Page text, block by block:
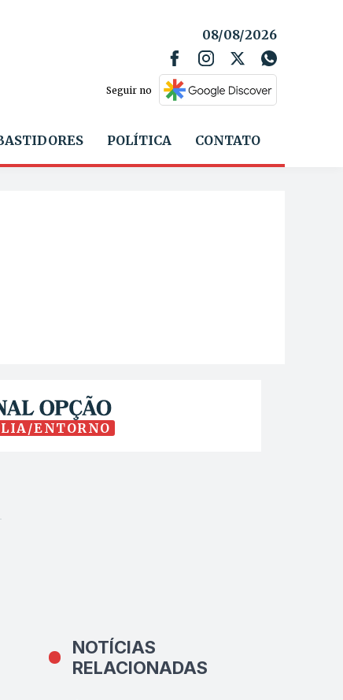
08/08/2026
Seguir no
POLÍTICA CONTATO
ENTORNO
NOTÍCIAS
RELACIONADAS